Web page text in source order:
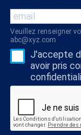
Veuillez renseigner
abc@xyz.com
J'accepte
avoir pris